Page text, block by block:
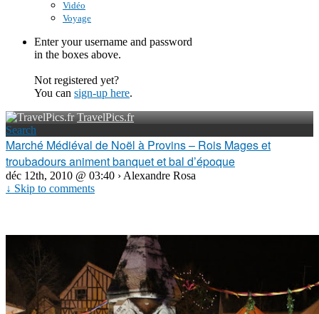
Vidéo
Voyage
Enter your username and password
in the boxes above.
Not registered yet?
You can sign-up here.
TravelPics.fr
Search
Marché Médiéval de Noël à Provins – Rois Mages et
troubadours animent banquet et bal d’époque
déc 12th, 2010 @ 03:40 › Alexandre Rosa
↓ Skip to comments